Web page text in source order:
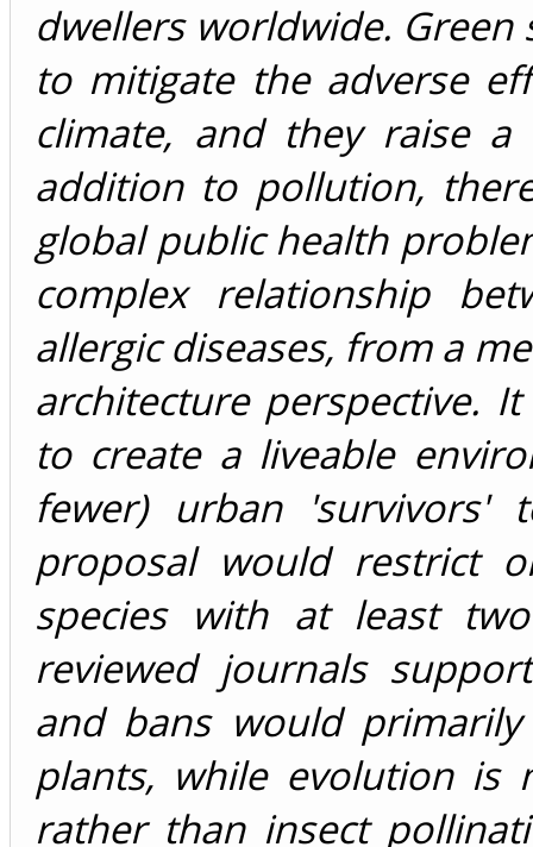
dwellers worldwide. Green
to mitigate the adverse
climate, and they raise
addition to pollution,
global public health
complex relationship
allergic diseases, from a
architecture perspective.
to create a liveable
fewer) urban 'survivors'
proposal would restrict
species with at least
reviewed journals
and bans would
plants, while evolution is
rather than insect